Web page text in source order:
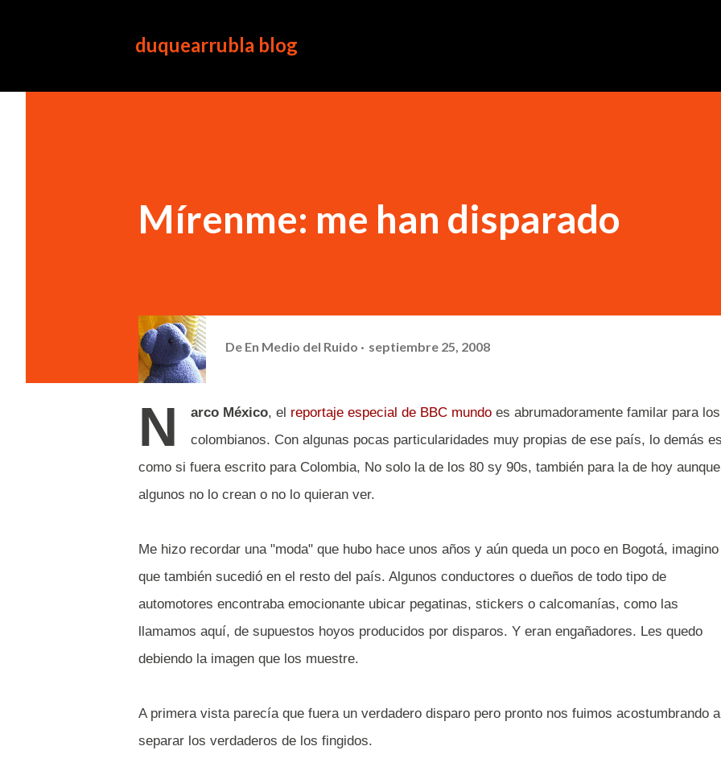
duquearrubla blog
Mírenme: me han disparado
De En Medio del Ruido septiembre 25, 2008
N arco México, el reportaje especial de BBC mundo es abrumadoramente familar para los
colombianos. Con algunas pocas particularidades muy propias de ese país, lo demás
como si fuera escrito para Colombia, No solo la de los 80 sy 90s, también para la de hoy aunque
algunos no lo crean o no lo quieran ver.
Me hizo recordar una "moda" que hubo hace unos años y aún queda un poco en Bogotá, imagino
que también sucedió en el resto del país. Algunos conductores o dueños de todo tipo de
automotores encontraba emocionante ubicar pegatinas, stickers o calcomanías, como las
llamamos aquí, de supuestos hoyos producidos por disparos. Y eran engañadores. Les quedo
debiendo la imagen que los muestre.
A primera vista parecía que fuera un verdadero disparo pero pronto nos fuimos acostumbrando a
separar los verdaderos de los fingidos.